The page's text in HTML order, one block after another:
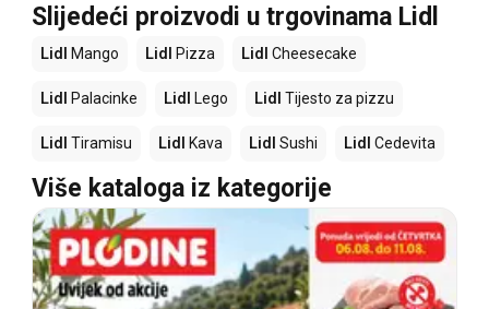
Slijedeći proizvodi u trgovinama Lidl
Lidl Mango Lidl Pizza Lidl Cheesecake
Lidl Palacinke Lidl Lego Lidl Tijesto za pizzu
Lidl Tiramisu Lidl Kava Lidl Sushi Lidl Cedevita
Više kataloga iz kategorije